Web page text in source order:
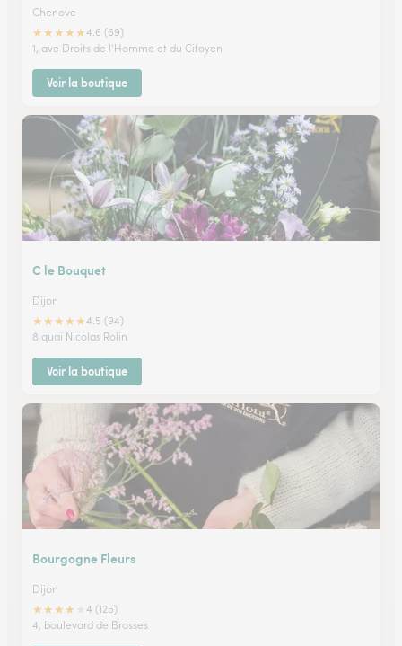
Chenove
★★★★★4.6 (69)
1, ave Droits de l'Homme et du Citoyen
Voir la boutique
C le Bouquet
Dijon
★★★★★4.5 (94)
8 quai Nicolas Rolin
Voir la boutique
Bourgogne Fleurs
Dijon
★★★★
4 (125)
4, boulevard de Brosses